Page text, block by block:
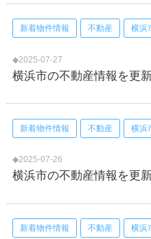
新着物件情報 不動産 横浜
◆2025-07-27
横浜市の不動産情報を更
新着物件情報 不動産 横浜
◆2025-07-26
横浜市の不動産情報を更
新着物件情報 不動産 横浜